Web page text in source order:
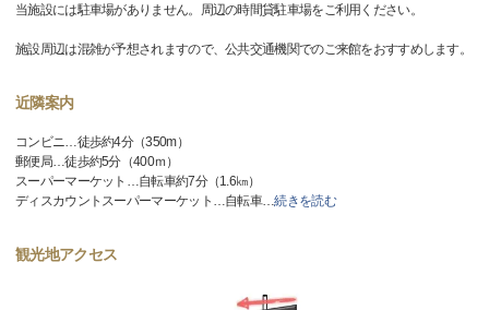
当施設には駐車場がありません。周辺の時間貸駐車場をご利用ください。
施設周辺は混雑が予想されますので、公共交通機関でのご来館をおすすめします。
近隣案内
コンビニ…徒歩約4分（350m）
郵便局…徒歩約5分（400ｍ）
スーパーマーケット…自転車約7分（1.6㎞）
ディスカウントスーパーマーケット…自転車…続きを読む
観光地アクセス